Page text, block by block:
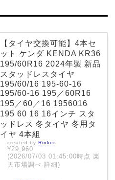
【タイヤ交換可能】4本セ
ット ケンダ KENDA KR36
195/60R16 2024年製 新品
スタッドレスタイヤ
195/60/16 195-60-16
195/60-16 195／60R16
195／60／16 1956016
195 60 16 16インチ スタ
ッドレス 冬タイヤ 冬用タ
イヤ 4本組
created by Rinker
¥29,960
(2026/07/03 01:45:00時点 楽
天市場調べ-詳細)